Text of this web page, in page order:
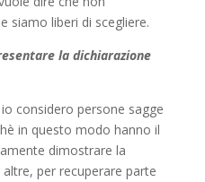
siamo liberi di scegliere.
la dichiarazione
considero persone sagge
in questo modo hanno il
dimostrare la
per recuperare parte